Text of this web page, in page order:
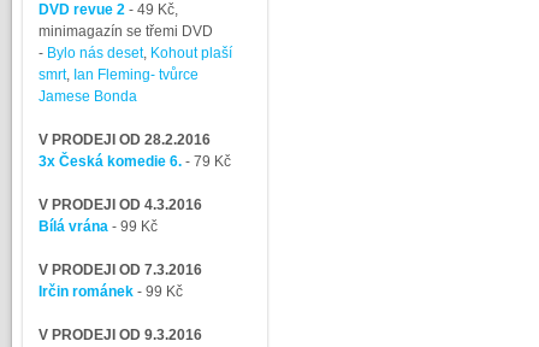
DVD revue 2- 49 Kč,
minimagazín se třemi DVD
- Bylo nás deset, Kohout plaší
smrt, Ian Fleming- tvůrce
Jamese Bonda
V PRODEJI OD 28.2.2016
3x Česká komedie 6. - 79 Kč
V PRODEJI OD 4.3.2016
Bílá vrána- 99 Kč
V PRODEJI OD 7.3.2016
Irčin románek - 99 Kč
V PRODEJI OD 9.3.2016